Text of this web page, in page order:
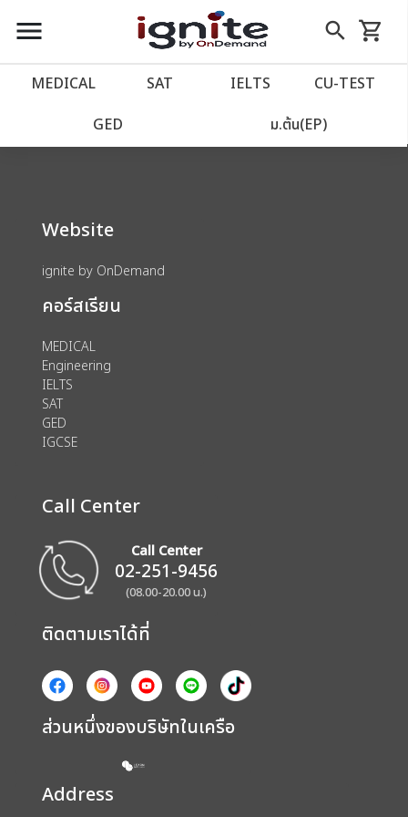
close
account_balance หน้าแรก
เว็บไซต์อิกไนท์
import_contacts วางแผนการเรียน
account_circle เข้าสู่ระบบ
assignment ลงทะเบียน
menu search
Skip
to
shopping_cart
รถเข็น
MEDICAL SAT IELTS CU‑TEST
GED ม.ต้น(EP)
We could not find anything for 80002019
Website
ignite by OnDemand
คอร์สเรียน
MEDICAL
Engineering
IELTS
SAT
GED
IGCSE
Call Center
Call Center
02-251-9456
(08.00-20.00 น.)
ติดตามเราได้ที่
ส่วนหนึ่งของบริษัทในเครือ
Address